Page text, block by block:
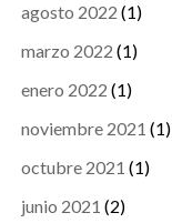
agosto 2022 (1)
marzo 2022 (1)
enero 2022 (1)
noviembre 2021 (1)
octubre 2021 (1)
junio 2021 (2)